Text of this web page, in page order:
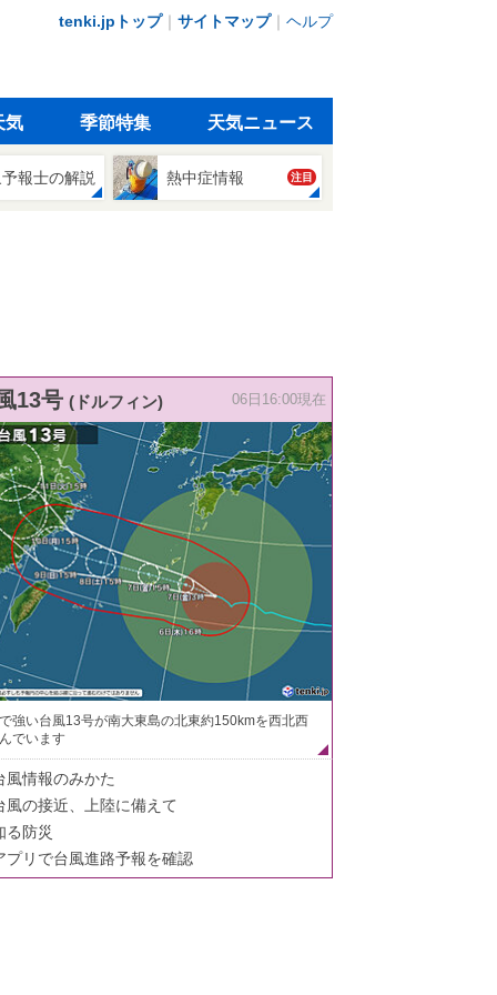
tenki.jpトップ｜ サイトマップ｜ ヘルプ
気 季節特集 天気ニュース
報士の解説 熱中症情報 注目
13号 (ドルフィン) 06日16:00現在
強い台風13号が南大東島の北東約150kmを西北西
でいます
風情報のみかた
風の接近、上陸に備えて
る防災
プリで台風進路予報を確認